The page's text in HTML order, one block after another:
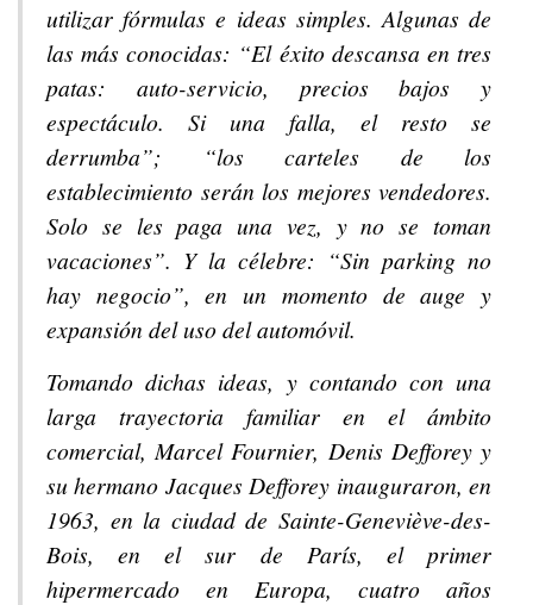
utilizar fórmulas e ideas simples. Algunas de
las más conocidas: “El éxito descansa en tres
patas: auto-servicio, precios bajos y
espectáculo. Si una falla, el resto se
derrumba”; “los carteles de los
establecimiento serán los mejores vendedores.
Solo se les paga una vez, y no se toman
vacaciones”. Y la célebre: “Sin parking no
hay negocio”, en un momento de auge y
expansión del uso del automóvil.
Tomando dichas ideas, y contando con una
larga trayectoria familiar en el ámbito
comercial, Marcel Fournier, Denis Defforey y
su hermano Jacques Defforey inauguraron, en
1963, en la ciudad de Sainte-Geneviève-des-
Bois, en el sur de París, el primer
hipermercado en Europa, cuatro años